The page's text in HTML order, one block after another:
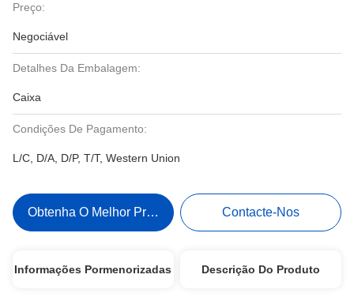
Preço:
Negociável
Detalhes Da Embalagem:
Caixa
Condições De Pagamento:
L/C, D/A, D/P, T/T, Western Union
Obtenha O Melhor Preço Contacte-Nos
Informações Pormenorizadas Descrição Do Produto